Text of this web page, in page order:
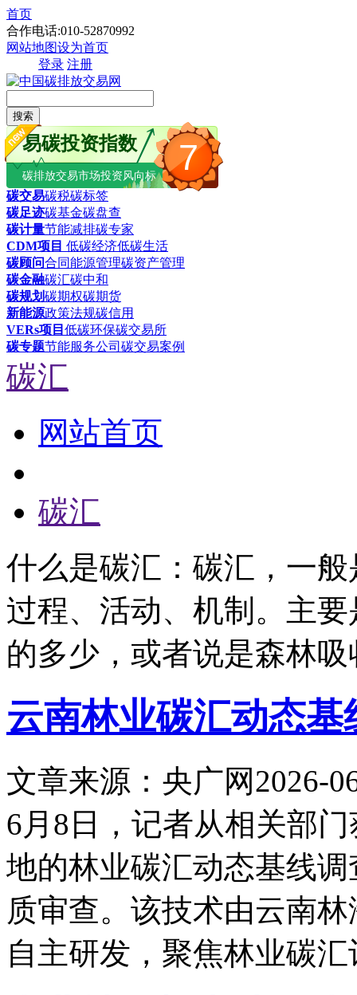
首页
合作电话:010-52870992
网站地图设为首页
登录 注册
搜索
7
易碳投资指数
碳排放交易市场投资风向标
碳交易碳税碳标签
碳足迹碳基金碳盘查
碳计量节能减排碳专家
CDM项目 低碳经济低碳生活
碳顾问合同能源管理碳资产管理
碳金融碳汇碳中和
碳规划碳期权碳期货
新能源政策法规碳信用
VERs项目 低碳环保碳交易所
碳专题节能服务公司 碳交易案例
碳汇
网站首页
碳汇
什么是碳汇：碳汇，一
过程、活动、机制。主
的多少，或者说是森林
云南林业碳汇动态
文章来源：央广网2026-
6月8日，记者从相关部
地的林业碳汇动态基线
质审查。该技术由云南
自主研发，聚焦林业碳汇